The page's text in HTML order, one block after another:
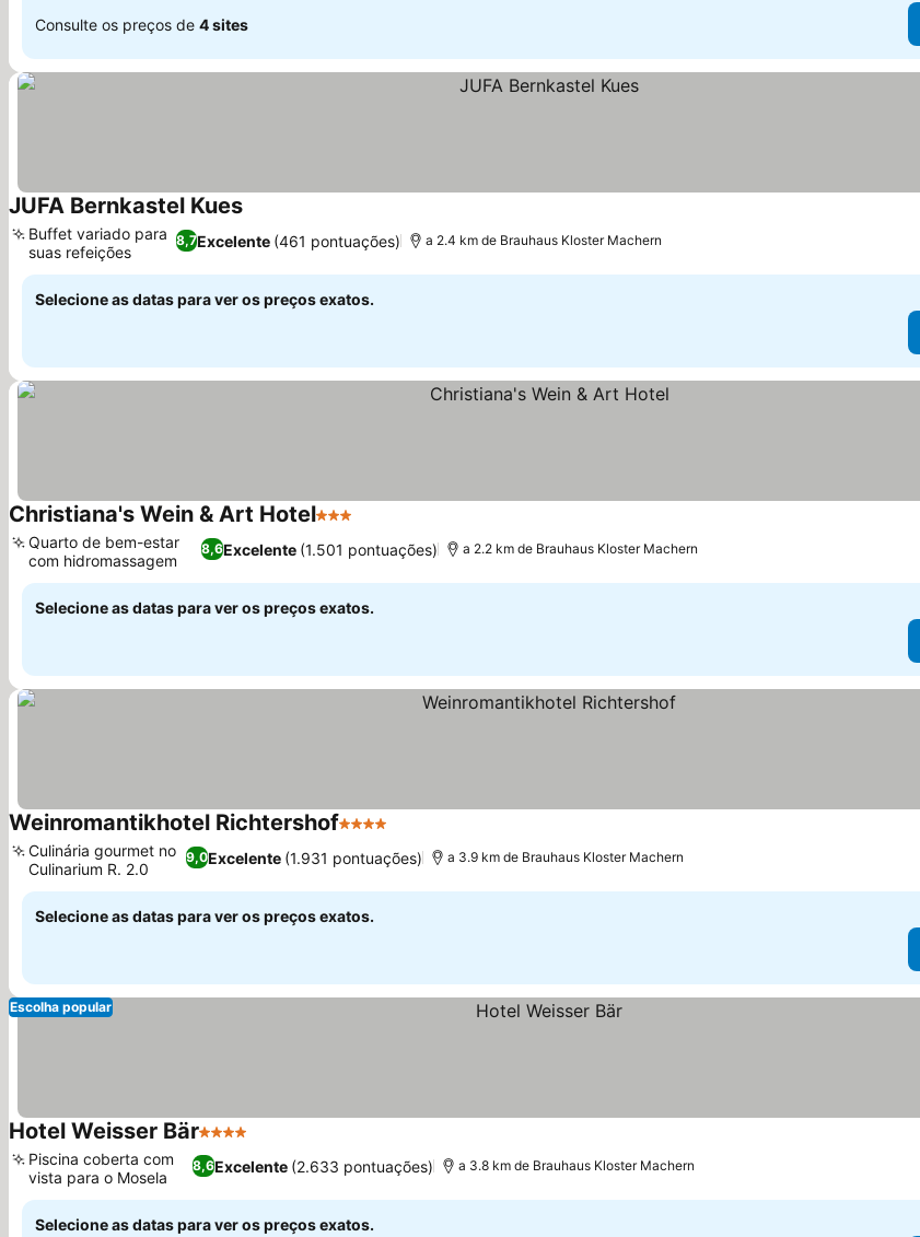
Consulte os preços de 4 sites
JUFA Bernkastel KuesVer preços
8,7Excelente (461 pontuações)
Buffet variado para
suas refeições
a 2.4 km de Brauhaus Kloster Machern
Selecione as datas para ver os preços exatos.
Christiana's Wein & Art Hotel3 Estrelas
8,6Excelente (1.501 pontuações)
Quarto de bem-estar
com hidromassagem
a 2.2 km de Brauhaus Kloster Machern
Selecione as datas para ver os preços exatos.
Weinromantikhotel Richtershof4 Estrelas
9,0Excelente (1.931 pontuações)
Culinária gourmet no
Culinarium R. 2.0
a 3.9 km de Brauhaus Kloster Machern
Selecione as datas para ver os preços exatos.
Escolha popular
Hotel Weisser Bär4 Estrelas
8,6Excelente (2.633 pontuações)
Piscina coberta com
vista para o Mosela
a 3.8 km de Brauhaus Kloster Machern
Selecione as datas para ver os preços exatos.